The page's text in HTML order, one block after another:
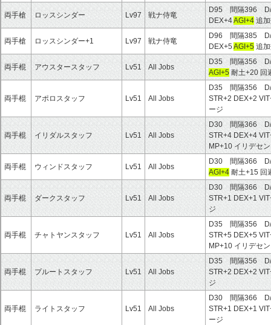
両手槍 ロッスシンダー Lv97 戦ナ侍竜
D95 間隔396
DEX+4AGI+4 追
両手槍 ロッスシンダー+1 Lv97 戦ナ侍竜
D96 間隔385
DEX+5 AGI+5 追
両手棍 アウスタースタッフ Lv51 All Jobs
D35 間隔356
AGI+5 耐土+20 回
両手棍 アポロスタッフ Lv51 All Jobs
D35 間隔356
STR+2 DEX+2
ージ
両手棍 イリダルスタッフ Lv51 All Jobs
D30 間隔366
STR+4 DEX+4
MP+10 イリデセ
両手棍 ウィンドスタッフ Lv51 All Jobs
D30 間隔366
AGI+4 耐土+15 回
両手棍 ダークスタッフ Lv51 All Jobs
D30 間隔366
STR+1 DEX+1
ジ
両手棍 チャトヤンスタッフ Lv51 All Jobs
D35 間隔356
STR+5 DEX+5
MP+10 イリデセ
両手棍 プルートスタッフ Lv51 All Jobs
D35 間隔356
STR+2 DEX+2
ジ
両手棍 ライトスタッフ Lv51 All Jobs
D30 間隔366
STR+1 DEX+1
ージ